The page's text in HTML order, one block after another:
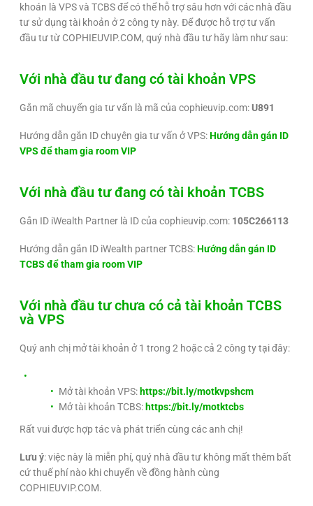
khoán là VPS và TCBS để có thể hỗ trợ sâu hơn với các nhà đầu
tư sử dụng tài khoản ở 2 công ty này. Để được hỗ trợ tư vấn
đầu tư từ COPHIEUVIP.COM, quý nhà đầu tư hãy làm như sau:
Với nhà đầu tư đang có tài khoản VPS
Gắn mã chuyển gia tư vấn là mã của cophieuvip.com:U891
Hướng dẫn gắn ID chuyên gia tư vấn ở VPS:Hướng dẫn gán ID
VPS để tham gia room VIP
Với nhà đầu tư đang có tài khoản TCBS
Gắn ID iWealth Partner là ID của cophieuvip.com: 105C266113
Hướng dẫn gắn ID iWealth partner TCBS:Hướng dẫn gán ID
TCBS để tham gia room VIP
Với nhà đầu tư chưa có cả tài khoản TCBS
và VPS
Quý anh chị mở tài khoản ở 1 trong 2 hoặc cả 2 công ty tại đây:
Mở tài khoản VPS: https://bit.ly/motkvpshcm
Mở tài khoản TCBS: https://bit.ly/motktcbs
Rất vui được hợp tác và phát triển cùng các anh chị!
Lưu ý: việc này là miễn phí, quý nhà đầu tư không mất thêm bất
cứ thuế phí nào khi chuyển về đồng hành cùng
COPHIEUVIP.COM.